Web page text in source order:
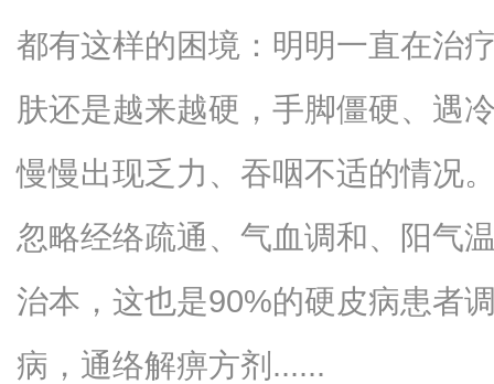
都有这样的困境：明明一直在治
肤还是越来越硬，手脚僵硬、遇
慢慢出现乏力、吞咽不适的情况
忽略经络疏通、气血调和、阳气
治本，这也是90%的硬皮病患者
病，通络解痹方剂......